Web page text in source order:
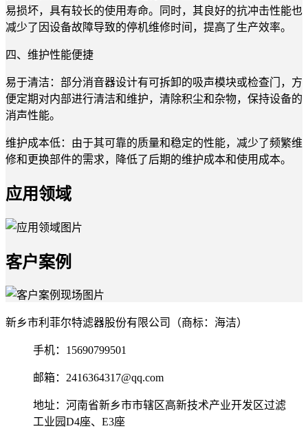
易损坏，具有较长的使用寿命。同时，其良好的抗冲击性能也
减少了因设备故障导致的停机维修时间，提高了生产效率。
四、维护性能便捷
易于清洁：部分消音器设计有可拆卸的吸声模块或检查门，方
便定期对内部进行清洁和维护，清除积尘和杂物，保持设备的
消声性能。
维护成本低：由于其可靠的质量和稳定的性能，减少了频繁维
修和更换部件的需求，降低了后期的维护成本和使用成本。
应用领域
客户案例
新乡市利菲尔特滤器股份有限公司（商标：海洁）
手机：15690799501
邮箱：2416364317@qq.com
地址：河南省新乡市市辖区高新技术产业开发区过滤
工业园D4座、E3座